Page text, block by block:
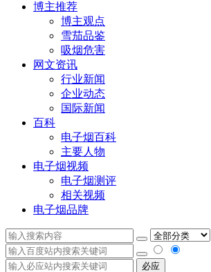
博主推荐
博主观点
雪茄品鉴
吸烟危害
网文资讯
行业新闻
企业动态
国际新闻
百科
电子烟百科
主要人物
电子烟视频
电子烟测评
相关视频
电子烟品牌
必应